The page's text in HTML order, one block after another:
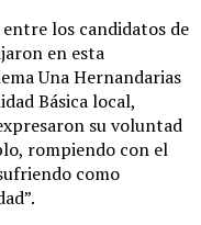
los candidatos de
en esta
Una Hernandarias
Básica local,
su voluntad
rompiendo con el
como